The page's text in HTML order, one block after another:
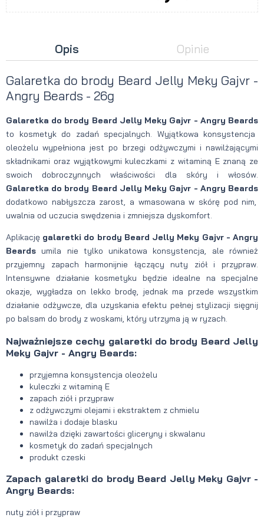
Opis Opinie
Galaretka do brody Beard Jelly Meky Gajvr -
Angry Beards - 26g
Galaretka do brody Beard Jelly Meky Gajvr - Angry Beards
to kosmetyk do zadań specjalnych. Wyjątkowa konsystencja
oleożelu wypełniona jest po brzegi odżywczymi i nawilżającymi
składnikami oraz wyjątkowymi kuleczkami z witaminą E znaną ze
swoich dobroczynnych właściwości dla skóry i włosów.
Galaretka do brody Beard Jelly Meky Gajvr - Angry Beards
dodatkowo nabłyszcza zarost, a wmasowana w skórę pod nim,
uwalnia od uczucia swędzenia i zmniejsza dyskomfort.
Aplikację galaretki do brody Beard Jelly Meky Gajvr - Angry
Beards umila nie tylko unikatowa konsystencja, ale również
przyjemny zapach harmonijnie łączący nuty ziół i przypraw.
Intensywne działanie kosmetyku będzie idealne na specjalne
okazje, wygładza on lekko brodę, jednak ma przede wszystkim
działanie odżywcze, dla uzyskania efektu pełnej stylizacji sięgnij
po balsam do brody z woskami, który utrzyma ją w ryzach.
Najważniejsze cechy galaretki do brody Beard Jelly
Meky Gajvr - Angry Beards:
przyjemna konsystencja oleożelu
kuleczki z witaminą E
zapach ziół i przypraw
z odżywczymi olejami i ekstraktem z chmielu
nawilża i dodaje blasku
nawilża dzięki zawartości gliceryny i skwalanu
kosmetyk do zadań specjalnych
produkt czeski
Zapach galaretki do brody Beard Jelly Meky Gajvr -
Angry Beards:
nuty ziół i przypraw